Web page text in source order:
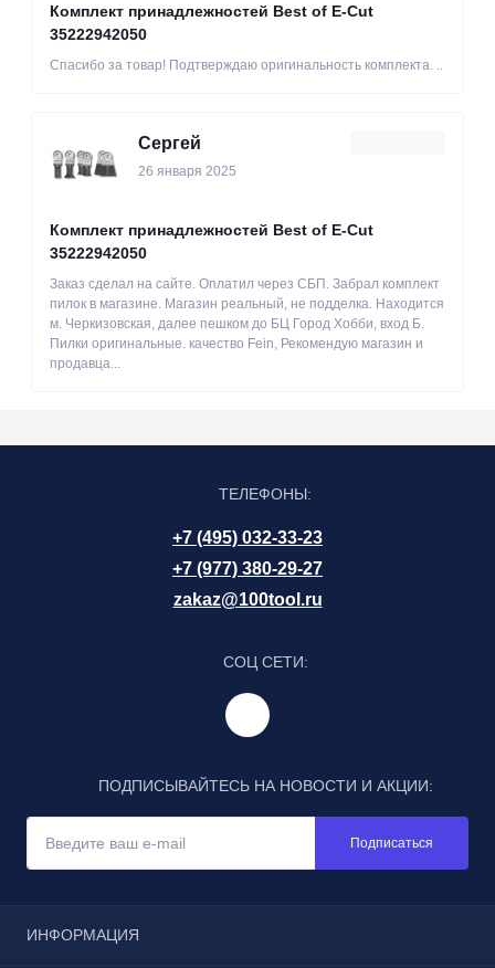
Комплект принадлежностей Best of E-Cut
35222942050
Спасибо за товар! Подтверждаю оригинальность комплекта. ..
Сергей
26 января 2025
Комплект принадлежностей Best of E-Cut
35222942050
Заказ сделал на сайте. Оплатил через СБП. Забрал комплект
пилок в магазине. Магазин реальный, не подделка. Находится
м. Черкизовская, далее пешком до БЦ Город Хобби, вход Б.
Пилки оригинальные. качество Fein, Рекомендую магазин и
продавца...
ТЕЛЕФОНЫ:
+7 (495) 032-33-23
+7 (977) 380-29-27
zakaz@100tool.ru
СОЦ СЕТИ:
ПОДПИСЫВАЙТЕСЬ НА НОВОСТИ И АКЦИИ:
Подписаться
ИНФОРМАЦИЯ